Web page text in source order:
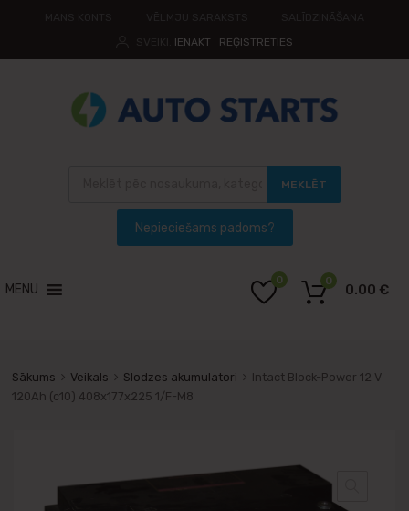
IENĀKT REĢISTRĒTIES
MEKLĒT
MENU
0
0.00 €
0
Sākums Veikals Slodzes akumulatori
Intact Block-Power 12 V
120Ah (c10) 408x177x225 1/F-M8